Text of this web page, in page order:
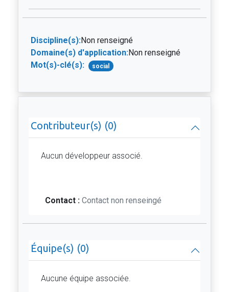
Discipline(s):Non renseigné
Domaine(s) d'application:Non renseigné
Mot(s)-clé(s):
social
Contributeur(s) (0)
Aucun développeur associé.
Contact : Contact non renseingé
Équipe(s) (0)
Aucune équipe associée.